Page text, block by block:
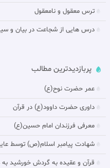
ترس معقول و نامعقول‏
درس هایی از شجاعت در بيان و
پربازدیدترین مطالب
عمر حضرت نوح(ع)
داورى حضرت داوود(ع) در قرآن
معرفی فرزندان امام حسین(ع)
شهادت پیامبر اسلام(ص) توسط
قرآن و عقیده به گردش خورشيد به